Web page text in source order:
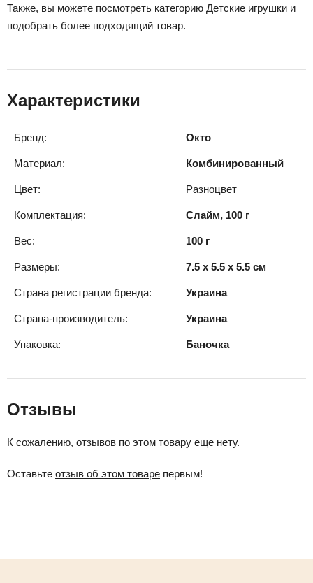
Также, вы можете посмотреть категорию Детские игрушки и
подобрать более подходящий товар.
Характеристики
Бренд: Окто
Материал: Комбинированный
Цвет: Разноцвет
Комплектация: Слайм, 100 г
Вес: 100 г
Размеры: 7.5 x 5.5 x 5.5 см
Страна регистрации бренда: Украина
Страна-производитель: Украина
Упаковка: Баночка
Отзывы
К сожалению, отзывов по этом товару еще нету.
Оставьте отзыв об этом товаре первым!